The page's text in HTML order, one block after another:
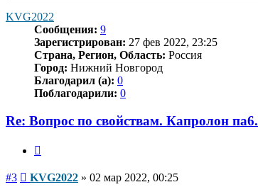
KVG2022
Сообщения: 9
Зарегистрирован: 27 фев 2022, 23:25
Страна, Регион, Область: Россия
Город: Нижний Новгород
Благодарил (а): 0
Поблагодарили: 0
Re: Вопрос по свойствам. Капролон па6.
#3 Сообщение
KVG2022 » 02 мар 2022, 00:25